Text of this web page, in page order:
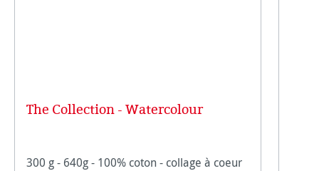
The Collection - Watercolour
300 g - 640g - 100% coton - collage à coeur